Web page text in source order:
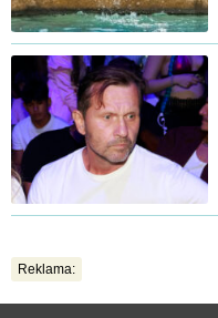
Reklama: